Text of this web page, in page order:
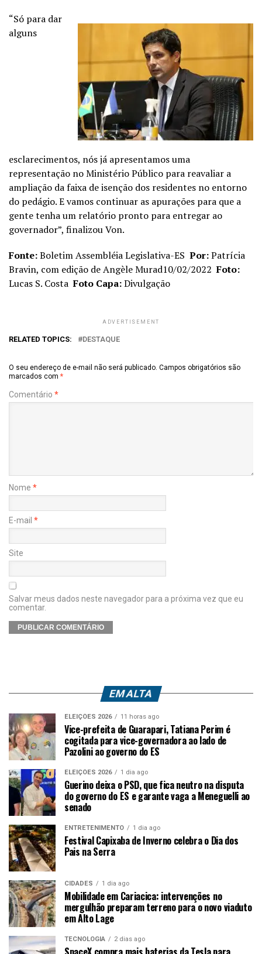
“Só para dar
alguns
esclarecimentos, nós já apresentamos uma
representação no Ministério Público para reavaliar a
ampliação da faixa de isenção dos residentes no entorno
do pedágio. E vamos continuar as apurações para que a
gente tenha um relatório pronto para entregar ao
governador”, finalizou Von.
Fonte:Boletim Assembléia Legislativa-ES Por:Patrícia
Bravin, com edição de Angèle Murad10/02/2022Foto:
Lucas S. CostaFoto Capa:Divulgação
ADVERTISEMENT
RELATED TOPICS: DESTAQUE
O seu endereço de e-mail não será publicado. Campos obrigatórios são
marcados com *
Comentário *
Nome *
E-mail *
Site
Salvar meus dados neste navegador para a próxima vez que eu
comentar.
EM ALTA
ELEIÇÕES 2026 11 horas ago
Vice-prefeita de Guarapari, Tatiana Perim é
cogitada para vice-governadora ao lado de
Pazolini ao governo do ES
ELEIÇÕES 2026 1 dia ago
Guerino deixa o PSD, que fica neutro na disputa
do governo do ES e garante vaga a Meneguelli ao
senado
ENTRETENIMENTO 1 dia ago
Festival Capixaba de Inverno celebra o Dia dos
Pais na Serra
CIDADES 1 dia ago
Mobilidade em Cariacica: intervenções no
mergulhão preparam terreno para o novo viaduto
em Alto Lage
TECNOLOGIA 2 dias ago